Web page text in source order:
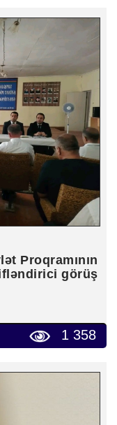
Proqramının
görüş
1 358